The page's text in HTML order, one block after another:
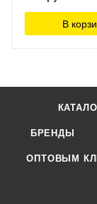
В
БРЕНДЫ
ОПТОВЫМ